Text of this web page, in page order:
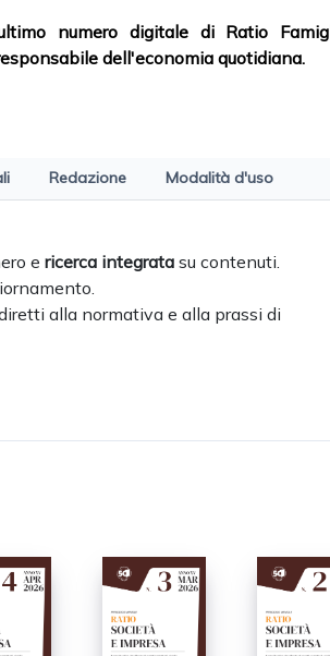
numero digitale di Ratio
dell'economia quotidiana.
Redazione Modalità d'uso
e ricerca integrata su contenuti.
alla normativa e alla prassi di